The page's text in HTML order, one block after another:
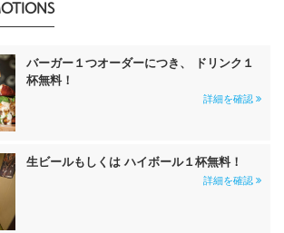
バーガー１つオーダーにつき、 ドリンク１
杯無料！
詳細を確認
生ビールもしくは ハイボール１杯無料！
詳細を確認